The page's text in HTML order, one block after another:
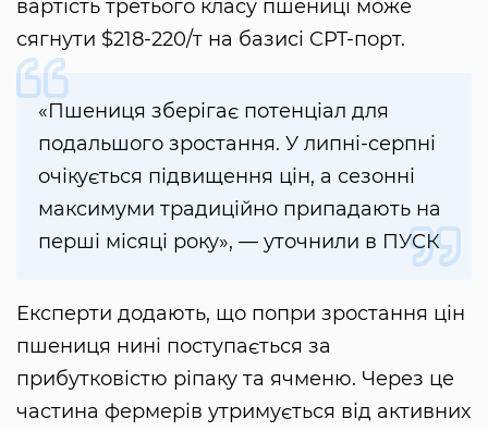
вартість третього класу пшениці може
сягнути $218-220/т на базисі CPT-порт.
«Пшениця зберігає потенціал для
подальшого зростання. У липні-серпні
очікується підвищення цін, а сезонні
максимуми традиційно припадають на
перші місяці року», — уточнили в ПУСК
Експерти додають, що попри зростання цін
пшениця нині поступається за
прибутковістю ріпаку та ячменю. Через це
частина фермерів утримується від активних